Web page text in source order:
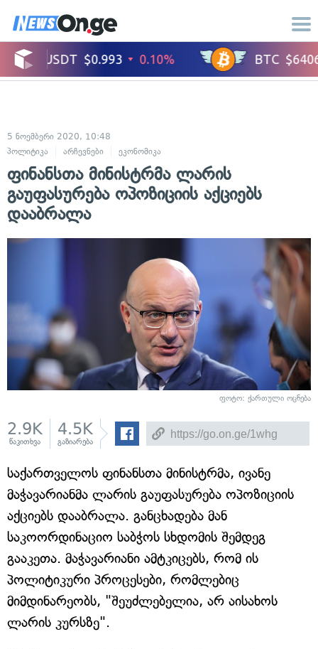
5 ნოემბერი 2020, 10:48
პოლიტიკა
არჩევნები ეკონომიკა
ფინანსთა მინისტრმა ლარის
გაუფასურება ოპოზიციის აქციებს
დააბრალა
ფოტო: ქართული ოცნება
2.9K
წაკითხვა
4.5K
გაზიარება
საქართველოს ფინანსთა მინისტრმა, ივანე
მაჭავარიანმა ლარის გაუფასურება ოპოზიციის
აქციებს დააბრალა. განცხადება მან
საკოორდინაციო საბჭოს სხდომის შემდეგ
გააკეთა. მაჭავარიანი ამტკიცებს, რომ ის
პოლიტიკური პროცესები, რომლებიც
მიმდინარეობს, "შეუძლებელია, არ აისახოს
ლარის კურსზე".